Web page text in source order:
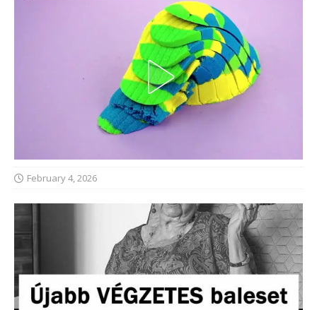
February 4, 2026